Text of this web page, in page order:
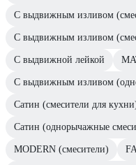
С выдвижным изливом
С выдвижным изливом
С выдвижной лейкой
С выдвижным изливом
Сатин (смесители для
Сатин (однорычажные
MODERN (смесители)